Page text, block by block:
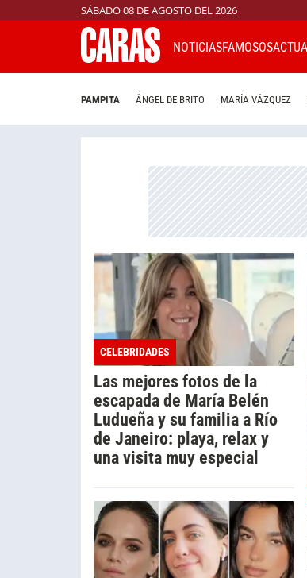
SÁBADO 08 DE AGOSTO DEL 2026
NOTICIASFAMOSOS
PAMPITA ÁNGEL DE BRITO MARÍA VÁZQUEZ
CELEBRIDADES
Las mejores fotos de la
escapada de María Belén
Ludueña y su familia a Río
de Janeiro: playa, relax y
una visita muy especial